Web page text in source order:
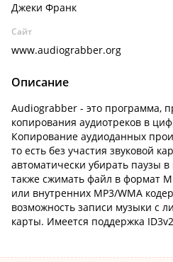
Джеки Франк
Сайт
www.audiograbber.org
Описание
Audiograbber - это программа,
копирования аудиотреков в
Копирование аудиоданных
то есть без участия звуковой
автоматически убирать паузы
также сжимать файл в формат
или внутренних MP3/WMA
возможность записи музыки с
карты. Имеется поддержка